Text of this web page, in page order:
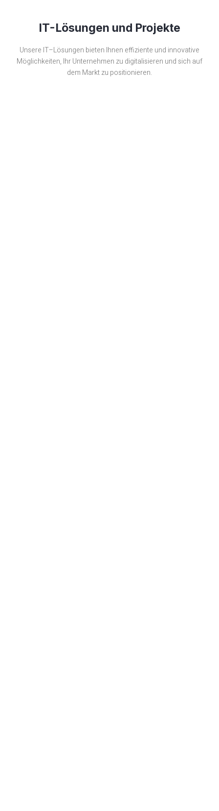
IT-Lösungen und Projekte
Unsere IT–Lösungen bieten Ihnen effiziente und innovative
Möglichkeiten, Ihr Unternehmen zu digitalisieren und sich auf
dem Markt zu positionieren.